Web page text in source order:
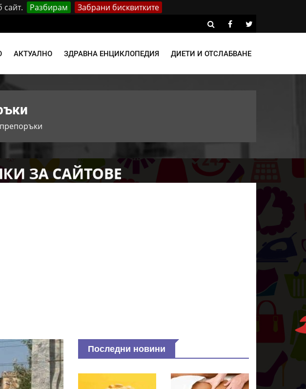
сайт. Разбирам Забрани бисквитките
АКТУАЛНО ЗДРАВНА ЕНЦИКЛОПЕДИЯ ДИЕТИ И ОТСЛАБВАНЕ
Последни новини